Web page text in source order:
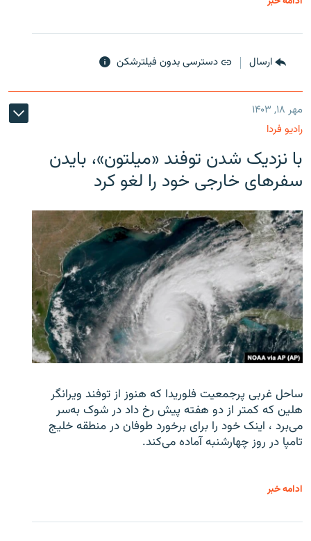
ارسال دسترسی بدون فیلترشکن
مهر ۱۸, ۱۴۰۳
رادیو فردا
با نزدیک شدن توفند «میلتون»، بایدن
سفرهای خارجی خود را لغو کرد
ساحل غربی پرجمعیت فلوریدا که هنوز از توفند ویرانگر
هلین که کمتر از دو هفته پیش رخ داد در شوک به‌سر
می‌برد ، اینک خود را برای برخورد طوفان در منطقه خلیج
تامپا در روز چهارشنبه آماده می‌کند.
ادامه خبر